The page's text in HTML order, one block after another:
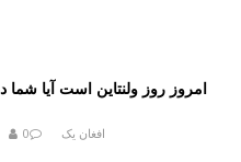
امروز روز ولنتاین است آیا
افغان یک 0